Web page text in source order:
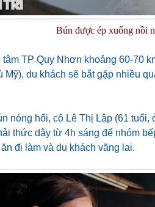
Bún được ép xuống nồi
tâm TP Quy Nhơn khoảng 60-70
Mỹ), du khách sẽ bắt gặp nhiều
nóng hổi, cô Lê Thị Lập (61
thức dậy từ 4h sáng để nhóm
đi làm và du khách vãng lai.